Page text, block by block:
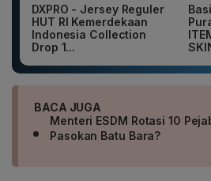
DXPRO - Jersey Reguler
HUT RI Kemerdekaan
Indonesia Collection
Drop 1...
BACA JUGA
Menteri ESDM Rotasi 10
Pasokan Batu Bara?